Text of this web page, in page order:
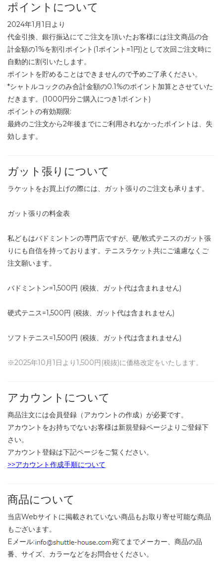
ポイントについて
2024年1月1日より
代金引換、銀行振込にてご注文を頂いたお客様には注文商品の合
計金額の1%を割引ポイント(1ポイント=1円)として次回ご注文時に
自動的に割引いたします。
ポイントを貯めることはできませんので予めご了承ください。
*シャトルコックのみ合計金額の0.1%のポイント加算とさせていた
だきます。(1000円分ご購入につき1ポイント)
ポイントの有効期限:
最終のご注文から2年後までにご利用されなかったポイントは、失
効します。
ガット張りについて
ラケットをお買上げの際には、ガット張りのご注文も承ります。
ガット張りの料金表
私どもはバドミントンの専門店ですが、硬/軟式テニスのガット張
りにも自信を持っております。テニスラケット共にご遠慮なくご
注文願います。
バドミントン=1,500円 (税抜、ガット代は含まれません)
硬式テニス=1,500円 (税抜、ガット代は含まれません)
ソフトテニス=1,500円 (税抜、ガット代は含まれません)
※2025年10月1日より1,500円(税抜)に価格改定をいたします。
アカウントについて
商品注文には会員登録（アカウントの作成）が必要です。
アカウントをお持ちでないお客様は新規登録ページよりご登録下
さい。
アカウント登録は下記ページをご覧ください。
>>アカウント作成手順について
商品について
当店Webサイトに掲載されていない商品もお取り寄せ可能な商品
もございます。
Eメール:
宛てまでメーカー、商品の品
番、サイズ、カラーなどをお問合せください。